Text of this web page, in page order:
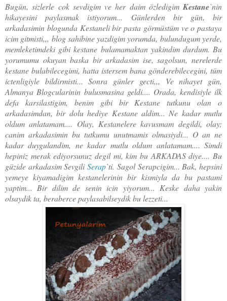
Bugün, sizlerle cok sevdigim ve her daim özledigim Kestane`nin
hikayesini paylasmak istiyorum... Günlerden bir gün, bir
arkadasimin blogunda Kestaneli bir pasta görmüstüm ve o pastaya
icim gitmisti,,, blog sahibine yazdigim yorumda, bulundugum yerde,
memleketimdeki gibi kestane bulamamaktan yakindim durdum. Bu
yorumumu okuyan baska bir arkadasim ise, sagolsun, nerelerde
kestane bulabilecegimi, hatta istersem bana gönderebilecegini, tüm
ictenligiyle bildirmisti... Sonra günler gecti,,, Ve nihayet gün,
Almanya Blogcularinin bulusmasina geldi.... Orada, kendisiyle ilk
defa karsilastigim, benim gibi bir Kestane tutkunu olan o
arkadasimdan, bir dolu hediye Kestane aldim... Ne kadar mutlu
oldum anlatamam.... Olay, Kestanelere kavusmam degildi, olay;
canim arkadasimin bu tutkumu unutmamis olmasiydi... O an ne
kadar duygulandim, ne kadar mutlu oldum anlatamam.... Simdi
hepiniz merak ediyorsunuz degil mi, kim bu ARKADAS diye.... Bu
güzide arkadasim SevgiliSerap`ti. Sagol Serapcigim... Bak, hepsini
yemeye kiyamadigim kestanelerinin bir kismiyla da bu pastami
yaptim... Bir dilim de senin icin yiyorum... Keske daha yakin
olsaydik ta, beraberce paylasabilseydik bu lezzeti...